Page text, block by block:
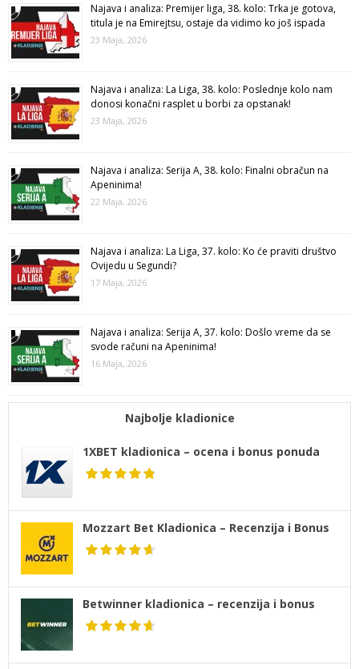
Najava i analiza: Premijer liga, 38. kolo: Trka je gotova,
titula je na Emirejtsu, ostaje da vidimo ko još ispada
23 Maja, 2026
Najava i analiza: La Liga, 38. kolo: Poslednje kolo nam
donosi konačni rasplet u borbi za opstanak!
23 Maja, 2026
Najava i analiza: Serija A, 38. kolo: Finalni obračun na
Apeninima!
22 Maja, 2026
Najava i analiza: La Liga, 37. kolo: Ko će praviti društvo
Ovijedu u Segundi?
17 Maja, 2026
Najava i analiza: Serija A, 37. kolo: Došlo vreme da se
svode računi na Apeninima!
16 Maja, 2026
Najbolje kladionice
1XBET kladionica – ocena i bonus ponuda
Mozzart Bet Kladionica – Recenzija i Bonus
Betwinner kladionica – recenzija i bonus